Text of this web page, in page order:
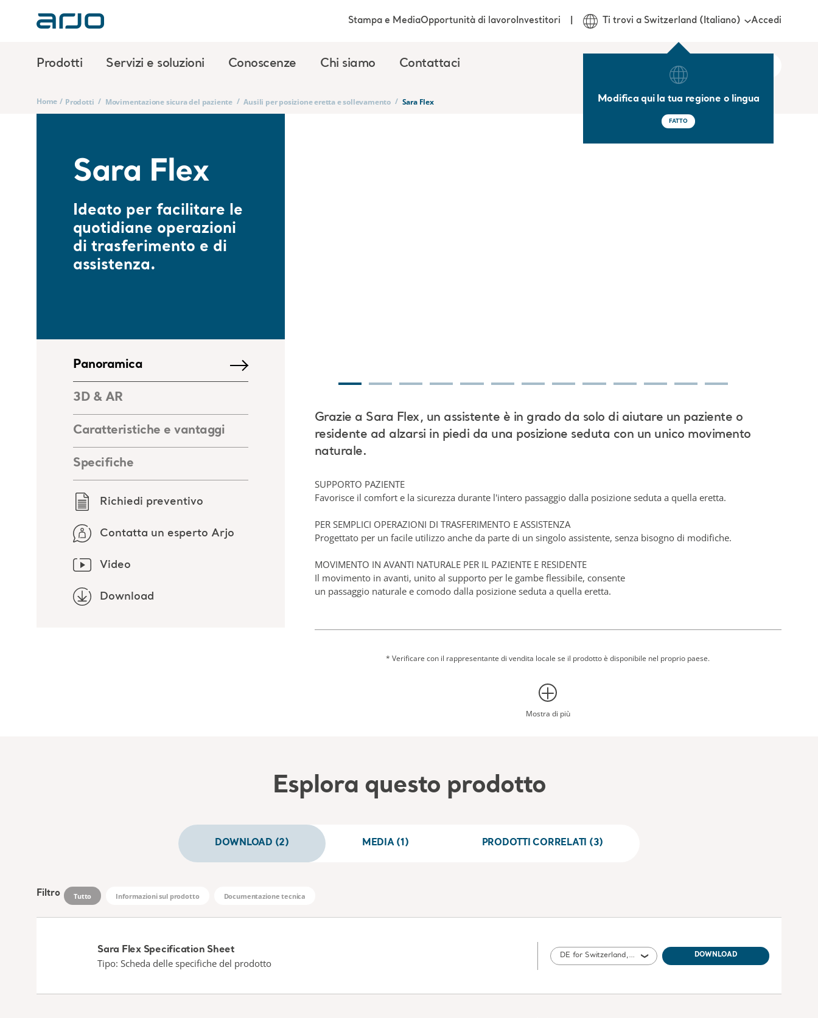
Prodotti Servizi e soluzioni Conoscenze Chi siamo Contattaci
Stampa e MediaOpportunità di lavoroInvestitori Ti trovi a Switzerland (Italiano)
Modifica qui la tua regione o lingua
FATTO
Accedi
Home / Prodotti / Movimentazione sicura del paziente / Ausili per posizione eretta e sollevamento / Sara Flex
Sara Flex
Ideato per facilitare le
quotidiane operazioni
di trasferimento e di
assistenza.
Panoramica
3D & AR
Caratteristiche e vantaggi
Specifiche
Richiedi preventivo
Contatta un esperto Arjo
Video
Download
Grazie a Sara Flex, un assistente è in grado da solo di aiutare un paziente o
residente ad alzarsi in piedi da una posizione seduta con un unico movimento
naturale.
SUPPORTO PAZIENTE
Favorisce il comfort e la sicurezza durante l'intero passaggio dalla posizione seduta a quella eretta.
PER SEMPLICI OPERAZIONI DI TRASFERIMENTO E ASSISTENZA
Progettato per un facile utilizzo anche da parte di un singolo assistente, senza bisogno di modifiche.
MOVIMENTO IN AVANTI NATURALE PER IL PAZIENTE E RESIDENTE
Il movimento in avanti, unito al supporto per le gambe flessibile, consente
un passaggio naturale e comodo dalla posizione seduta a quella eretta.
Sara Flex è stato certificato dal Dementia Services Development Centre (DSDC) dell'Università di Stirling
* Verificare con il rappresentante di vendita locale se il prodotto è disponibile nel proprio paese.
Mostra di più
Esplora questo prodotto
DOWNLOAD (2) MEDIA (1) PRODOTTI CORRELATI (3)
Filtro Tutto Informazioni sul prodotto Documentazione tecnica
Sara Flex Specification Sheet
Tipo: Scheda delle specifiche del prodotto
DE for Switzerland, Germany DOWNLOAD